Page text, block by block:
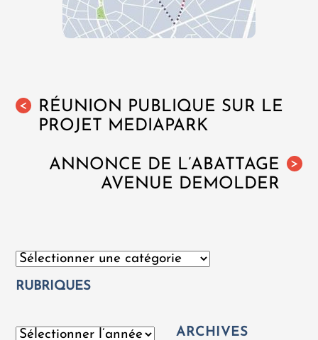
<
RÉUNION PUBLIQUE SUR LE
PROJET MEDIAPARK
>
ANNONCE DE L’ABATTAGE
AVENUE DEMOLDER
Catégories
RUBRIQUES
Archives ARCHIVES